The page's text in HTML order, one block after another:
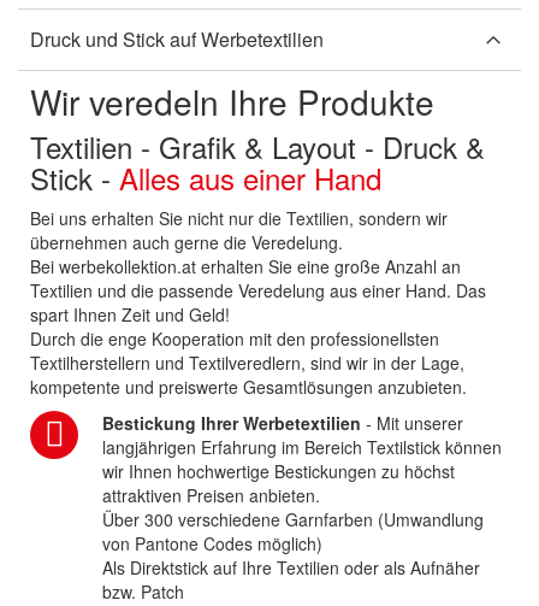
Druck und Stick auf Werbetextilien
Wir veredeln Ihre Produkte
Textilien - Grafik & Layout - Druck &
Stick - Alles aus einer Hand
Bei uns erhalten Sie nicht nur die Textilien, sondern wir
übernehmen auch gerne die Veredelung.
Bei werbekollektion.at erhalten Sie eine große Anzahl an
Textilien und die passende Veredelung aus einer Hand. Das
spart Ihnen Zeit und Geld!
Durch die enge Kooperation mit den professionellsten
Textilherstellern und Textilveredlern, sind wir in der Lage,
kompetente und preiswerte Gesamtlösungen anzubieten.
Bestickung Ihrer Werbetextilien - Mit unserer
langjährigen Erfahrung im Bereich Textilstick können
wir Ihnen hochwertige Bestickungen zu höchst
attraktiven Preisen anbieten.
Über 300 verschiedene Garnfarben (Umwandlung
von Pantone Codes möglich)
Als Direktstick auf Ihre Textilien oder als Aufnäher
bzw. Patch